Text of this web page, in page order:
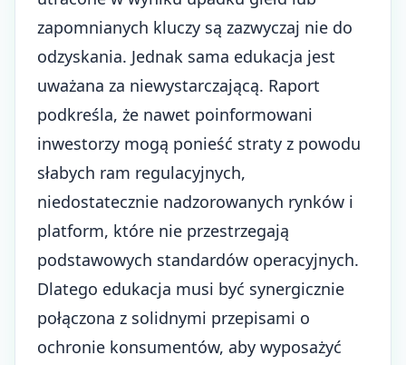
zapomnianych kluczy są zazwyczaj nie do
odzyskania. Jednak sama edukacja jest
uważana za niewystarczającą. Raport
podkreśla, że nawet poinformowani
inwestorzy mogą ponieść straty z powodu
słabych ram regulacyjnych,
niedostatecznie nadzorowanych rynków i
platform, które nie przestrzegają
podstawowych standardów operacyjnych.
Dlatego edukacja musi być synergicznie
połączona z solidnymi przepisami o
ochronie konsumentów, aby wyposażyć